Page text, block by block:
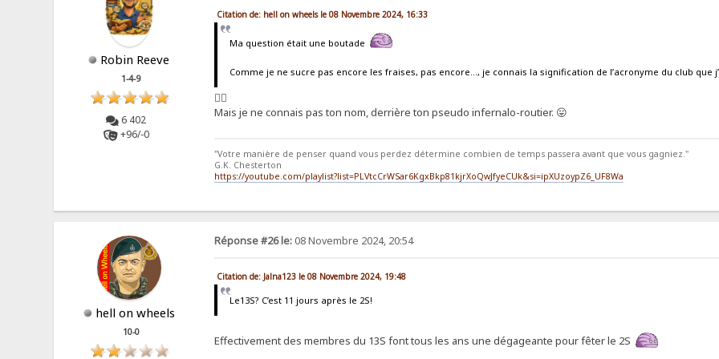
Robin Reeve
1-4-9
6 402
+96/-0
Citation de: hell on wheels le 08 Novembre 2024, 16:33
Ma question était une boutade
Comme je ne sucre pas encore les fraises, pas encore…, je connais la signification de l’acronyme du club que
👍🏻
Mais je ne connais pas ton nom, derrière ton pseudo infernalo-routier. 😛
"Votre manière de penser quand vous perdez détermine combien de temps passera avant que vous gagniez."
G.K. Chesterton
https://youtube.com/playlist?list=PLVtcCrWSar6KgxBkp81kjrXoQwJfyeCUk&si=ipXUzoypZ6_UF8Wa
hell on wheels
10-0
Réponse #26 le:08 Novembre 2024, 20:54
Citation de: Jalna123 le 08 Novembre 2024, 19:48
Le13S? C’est 11 jours après le 2S!
Effectivement des membres du 13S font tous les ans une dégageante pour fêter le 2S